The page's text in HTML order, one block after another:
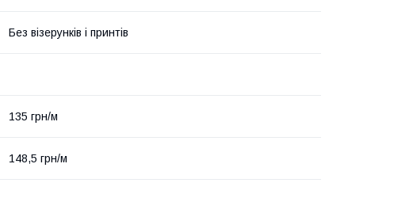
Без візерунків і принтів
135 грн/м
148,5 грн/м